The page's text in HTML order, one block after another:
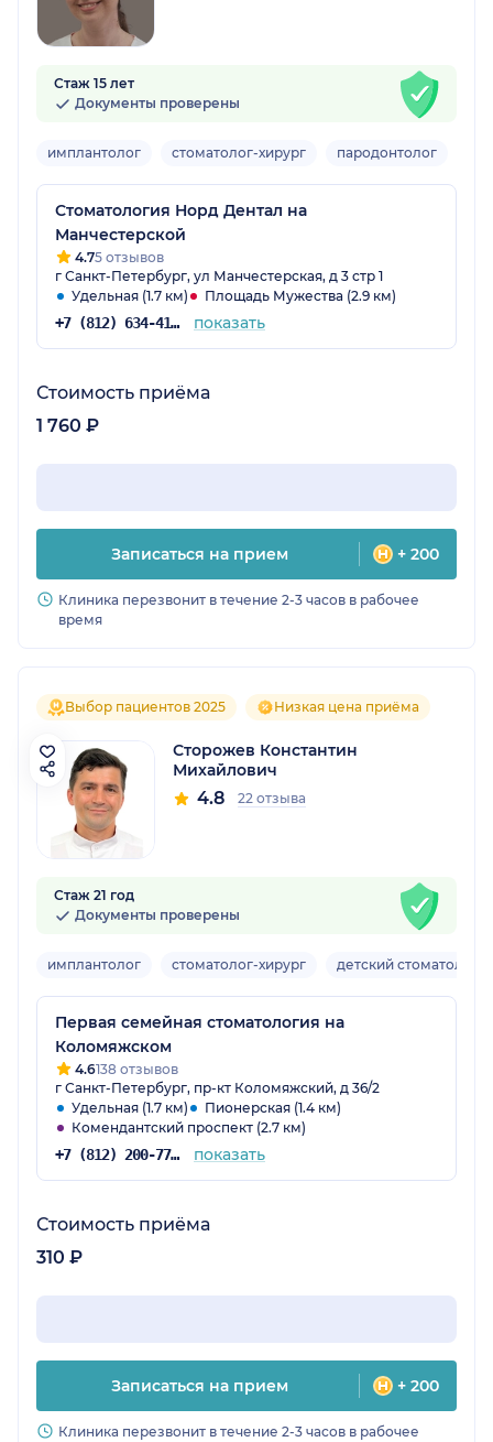
Стаж 15 лет
Документы проверены
имплантолог стоматолог-хирург пародонтолог
Стоматология Норд Дентал на
Манчестерской
4.75 отзывов
г Санкт-Петербург, ул Манчестерская, д 3 стр 1
Удельная (1.7 км)
Площадь Мужества (2.9 км)
+7 (812) 634-41-10 показать
Стоимость приёма
1 760 ₽
Записаться на прием + 200
Клиника перезвонит в течение 2-3 часов в рабочее
время
Выбор пациентов 2025 Низкая цена приёма
Сторожев Константин
Михайлович
4.8 22 отзыва
Стаж 21 год
Документы проверены
имплантолог стоматолог-хирург детский стоматолог
Первая семейная стоматология на
Коломяжском
4.6138 отзывов
г Санкт-Петербург, пр-кт Коломяжский, д 36/2
Удельная (1.7 км)
Пионерская (1.4 км)
Комендантский проспект (2.7 км)
+7 (812) 200-77-54 показать
Стоимость приёма
310 ₽
Записаться на прием + 200
Клиника перезвонит в течение 2-3 часов в рабочее